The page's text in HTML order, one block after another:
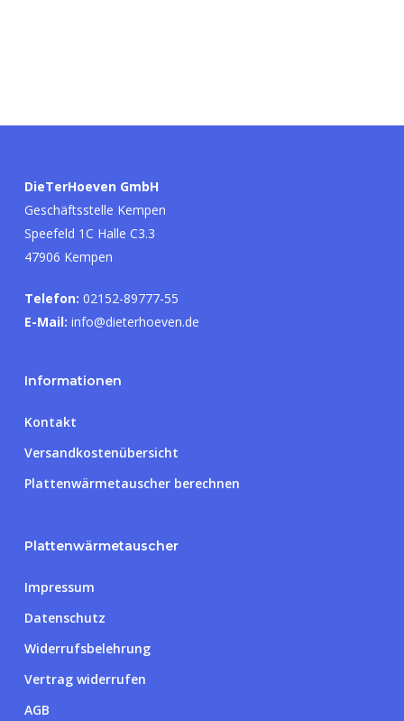
DieTerHoeven GmbH
Geschäftsstelle Kempen
Speefeld 1C Halle C3.3
47906 Kempen
Telefon: 02152-89777-55
E-Mail: info@dieterhoeven.de
Informationen
Kontakt
Versandkostenübersicht
Plattenwärmetauscher berechnen
Plattenwärmetauscher
Impressum
Datenschutz
Widerrufsbelehrung
Vertrag widerrufen
AGB